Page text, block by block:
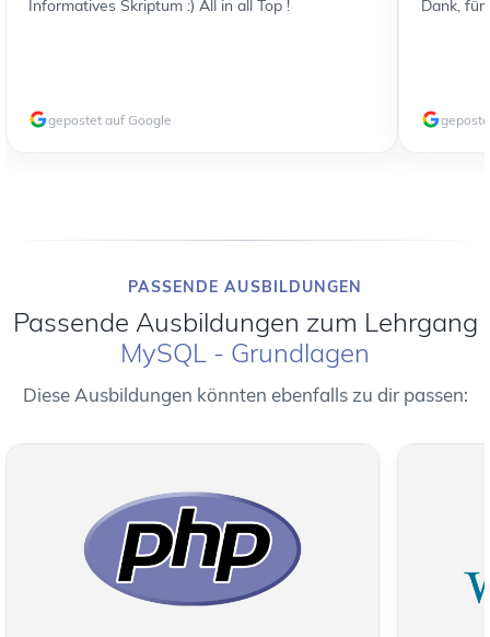
Informatives Skriptum :) All in all Top !
gepostet auf Google
Dank,
PASSENDE AUSBILDUNGEN
Passende Ausbildungen zum Lehrgang
MySQL - Grundlagen
Diese Ausbildungen könnten ebenfalls zu dir passen: